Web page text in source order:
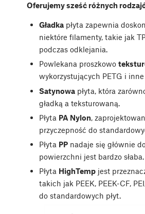
Oferujemy sześć różnych
Gładkapłyta zapewnia
niektóre filamenty, takie jak
podczas odklejania.
Powlekana proszkowo
wykorzystujących PETG i
Satynowapłyta, która
gładką a teksturowaną.
Płyta PA Nylon,
przyczepność do
Płyta PPnadaje się głównie
powierzchni jest bardzo słaba.
Płyta HighTempjest
takich jak PEEK, PEEK-CF,
do standardowych płyt.